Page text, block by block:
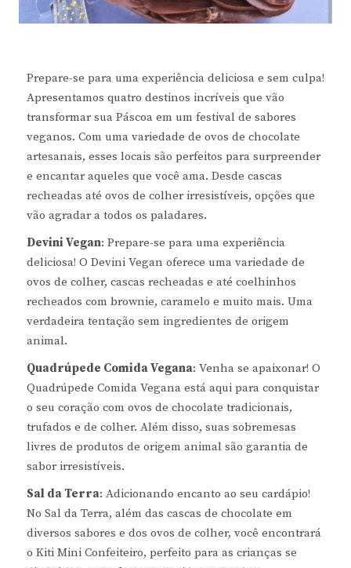
Prepare-se para uma experiência deliciosa e sem culpa!
Apresentamos quatro destinos incríveis que vão
transformar sua Páscoa em um festival de sabores
veganos. Com uma variedade de ovos de chocolate
artesanais, esses locais são perfeitos para surpreender
e encantar aqueles que você ama. Desde cascas
recheadas até ovos de colher irresistíveis, opções que
vão agradar a todos os paladares.
Devini Vegan: Prepare-se para uma experiência
deliciosa! O Devini Vegan oferece uma variedade de
ovos de colher, cascas recheadas e até coelhinhos
recheados com brownie, caramelo e muito mais. Uma
verdadeira tentação sem ingredientes de origem
animal.
Quadrúpede Comida Vegana: Venha se apaixonar! O
Quadrúpede Comida Vegana está aqui para conquistar
o seu coração com ovos de chocolate tradicionais,
trufados e de colher. Além disso, suas sobremesas
livres de produtos de origem animal são garantia de
sabor irresistíveis.
Sal da Terra: Adicionando encanto ao seu cardápio!
No Sal da Terra, além das cascas de chocolate em
diversos sabores e dos ovos de colher, você encontrará
o Kiti Mini Confeiteiro, perfeito para as crianças se